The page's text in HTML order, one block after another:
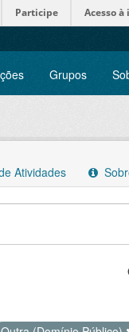
Participe Acesso
Grupos
Atividades